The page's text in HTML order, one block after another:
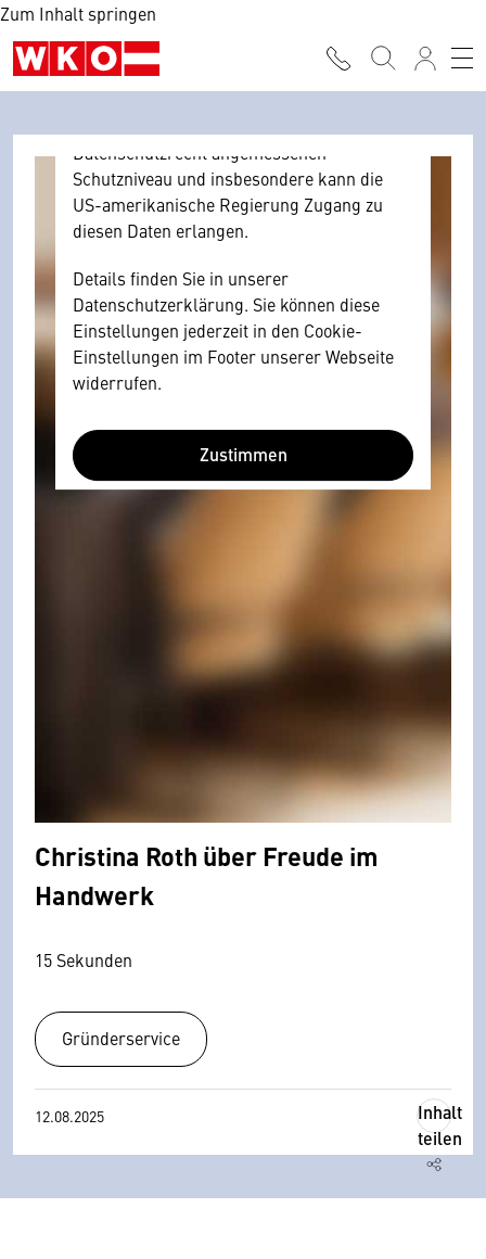
Zum Inhalt springen
Browser personenbezogene technische
Daten zu Geräten und Nutzerverhalten
mitunter mit US-amerikanischen Anbietern
Datenschutzrecht angemessenen
Schutzniveau und insbesondere kann die
US-amerikanische Regierung Zugang zu
diesen Daten erlangen.
Details finden Sie in unserer
Datenschutzerklärung. Sie können diese
Einstellungen jederzeit in den Cookie-
Einstellungen im Footer unserer Webseite
widerrufen.
Zustimmen
Christina Roth über Freude im
Handwerk
15 Sekunden
Gründerservice
12.08.2025
Inhalt
teilen